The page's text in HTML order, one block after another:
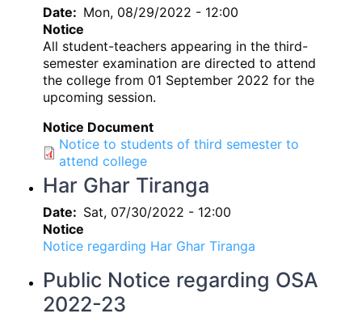
Date
Mon, 08/29/2022 - 12:00
Notice
All student-teachers appearing in the third-
semester examination are directed to attend
the college from 01 September 2022 for the
upcoming session.
Notice Document
Notice to students of third semester to
attend college
Har Ghar Tiranga
Date
Sat, 07/30/2022 - 12:00
Notice
Notice regarding Har Ghar Tiranga
Public Notice regarding OSA
2022-23